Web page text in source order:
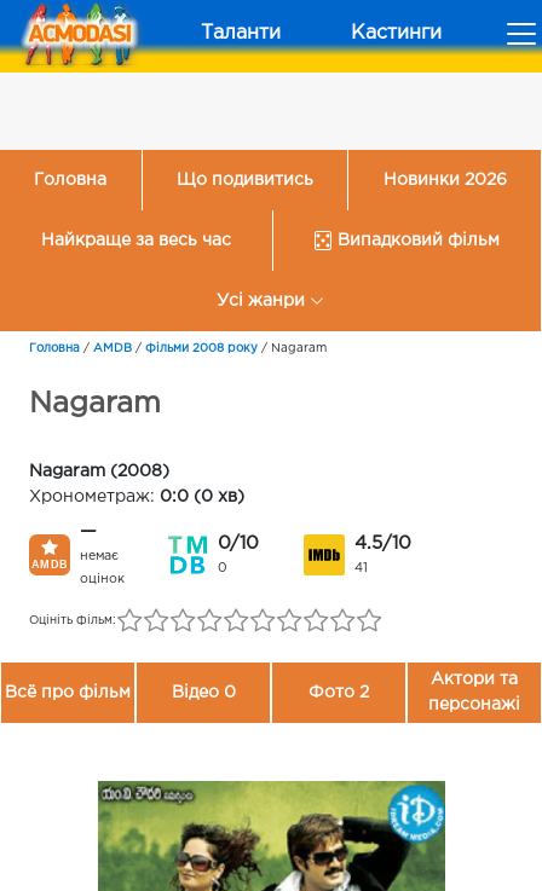
Таланти Кастинги
Головна Що подивитись Новинки 2026
Найкраще за весь час Випадковий фільм
Усі жанри
Головна / AMDB / Фільми 2008 року / Nagaram
Nagaram
Nagaram (2008)
Хронометраж: 0:0 (0 хв)
—
немає
оцінок
0/10
0
4.5/10
41
Оцініть фільм:
Всё про фільм Відео 0 Фото 2
Актори та
персонажі